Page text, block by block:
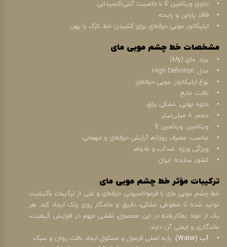
• حاوی ویتامین E با خاصیت آنتی‌اکسیدانی
• فاقد پارابن و رایحه
• اپلیکاتور مویی حرفه‌ای برای کشیدن خط نازک یا پهن
مشخصات خط چشم مویی مای
• برند: مای (My)
• مدل: High Definition
• نوع اپلیکاتور: مویی حرفه‌ای
• بافت: مایع
• جلوه نهایی: مشکی براق
• حجم: 8 میلی‌لیتر
• ویتامین: ویتامین E
• مناسب: مصرف روزانه، آرایش حرفه‌ای و مهمانی
• ویژگی ویژه: ضدآب و بادوام
• کشور سازنده: ایران
ترکیبات مؤثر خط چشم مویی مای
خط چشم مویی مای با فرمولاسیونی حرفه‌ای و غنی از ترکیبات باکیفیت
تولید شده تا خطوطی مشکی، دقیق و ماندگار روی پلک ایجاد کند. هر
یک از مواد به‌کاررفته در این محصول، نقشی مهم در افزایش کیفیت،
ماندگاری و ایمنی آن دارند:
• آب (Water):
پایه اصلی فرمول و مسئول ایجاد بافت روان و سبک.